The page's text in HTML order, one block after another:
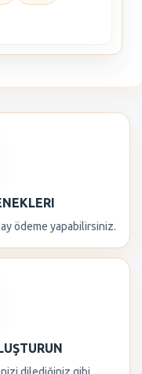
ödeme yapabilirsiniz.